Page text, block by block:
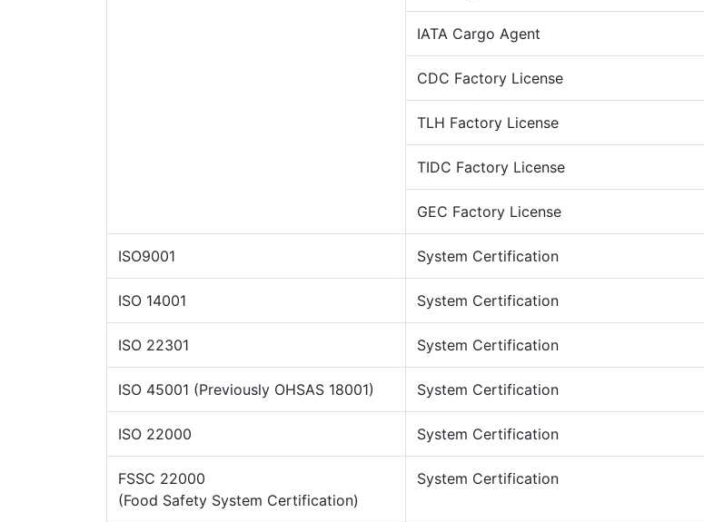
IATA Cargo Agent
CDC Factory License
TLH Factory License
TIDC Factory License
GEC Factory License
ISO9001 System Certification
ISO 14001 System Certification
ISO 22301 System Certification
ISO 45001 (Previously OHSAS 18001) System Certification
ISO 22000 System Certification
FSSC 22000
(Food Safety System Certification)
System Certification